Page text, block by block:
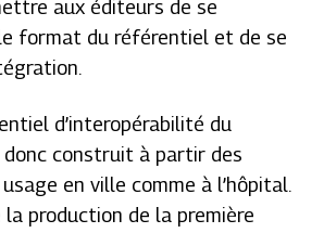
aux éditeurs de se
format du référentiel et de se
d’interopérabilité du
donc construit à partir des
en ville comme à l’hôpital.
la production de la première